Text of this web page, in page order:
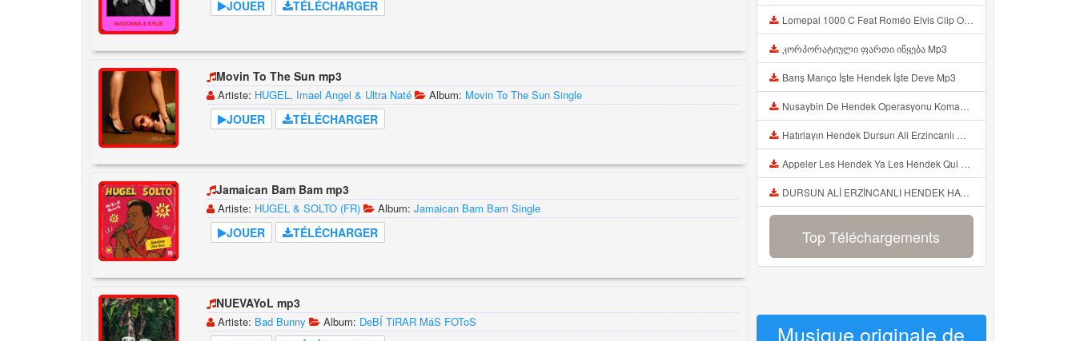
JOUER TÉLÉCHARGER
Movin To The Sun mp3
Artiste: HUGEL, Imael Angel & Ultra Naté Album: Movin To The Sun Single
JOUER TÉLÉCHARGER
Jamaican Bam Bam mp3
Artiste: HUGEL & SOLTO (FR) Album:Jamaican Bam Bam Single
JOUER TÉLÉCHARGER
NUEVAYoL mp3
Artiste: Bad Bunny Album: DeBÍ TiRAR MáS FOToS
Lomepal 1000 C Feat Roméo Elvis Clip Officiel Mp3
კორპორატიული ფართი იწყება Mp3
Barış Manço İşte Hendek İşte Deve Mp3
Nusaybin De Hendek Operasyonu Komandolar Sokağa In Mp3
Hatırlayın Hendek Dursun Ali Erzincanlı Mp3
Appeler Les Hendek Ya Les Hendek Qui Arrivent Mp3
DURSUN ALİ ERZİNCANLI HENDEK HATIRLAYIN Mp3
Top Téléchargements
Musique originale de